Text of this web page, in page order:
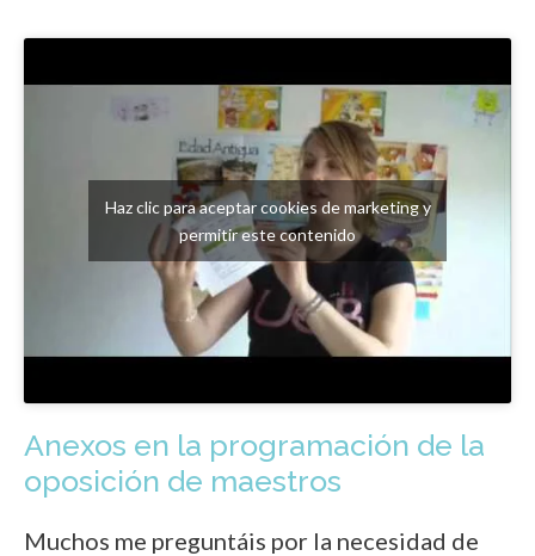
Haz clic para aceptar cookies de marketing y
permitir este contenido
Anexos en la programación de la
oposición de maestros
Muchos me preguntáis por la necesidad de